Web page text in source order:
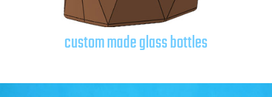
custom made glass bottles